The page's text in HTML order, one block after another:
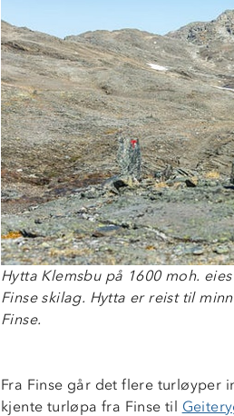
Hytta Klemsbu på 1600 moh.
Finse skilag. Hytta er reist til
Finse.
Fra Finse går det flere turløyper
kjente turløpa fra Finse til